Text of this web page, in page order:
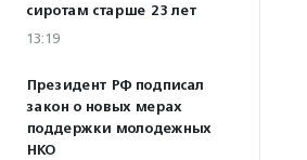
сиротам старше 23 лет
13:19
Президент РФ подписал
закон о новых мерах
поддержки молодежных
НКО